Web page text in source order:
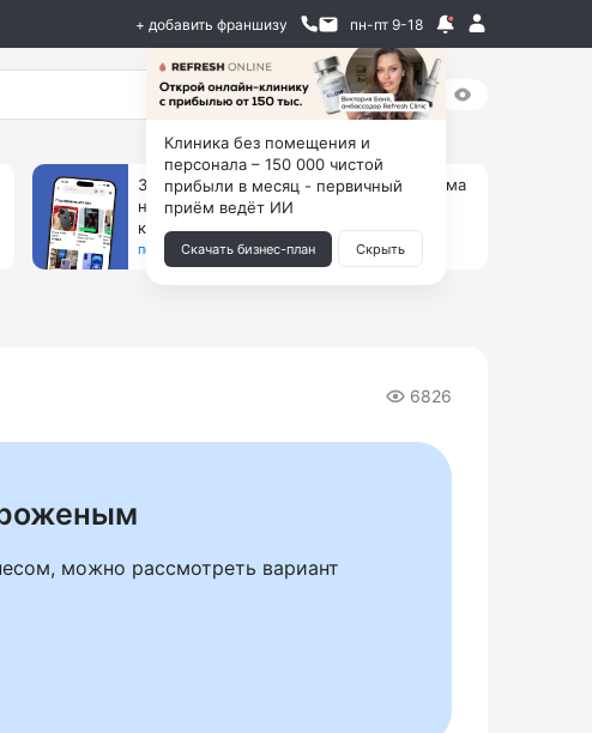
+ добавить франшизу пн-пт 9-18
За 90 тыс. открой магазин на Авито, дома
ни коробок, ни товара, ни склада, зато
каждый месяц +125 тыс. чистыми
получить бизнес-план ↓
6826
можно рассмотреть вариант
Клиника без помещения и
персонала – 150 000 чистой
прибыли в месяц - первичный
приём ведёт ИИ
Скачать бизнес-план Скрыть